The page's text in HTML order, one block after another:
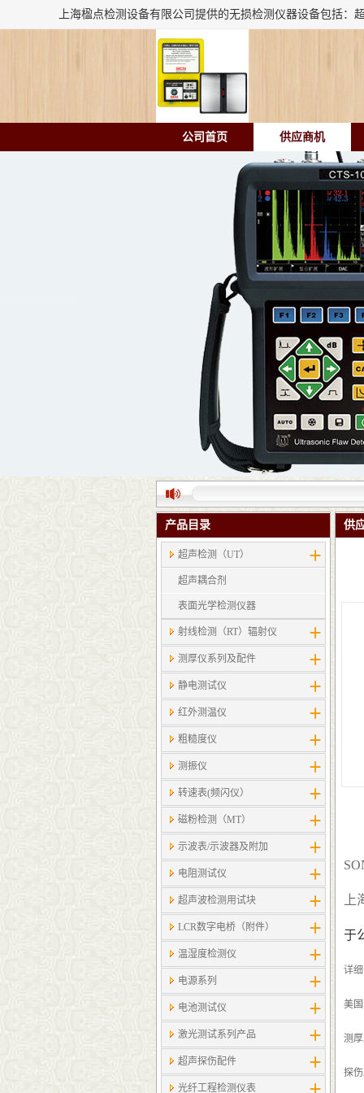
公司首页 供应商机
产品目录
超声检测（UT）
超声耦合剂
表面光学检测仪器
射线检测（RT）辐射仪
测厚仪系列及配件
静电测试仪
红外测温仪
粗糙度仪
测振仪
转速表(频闪仪）
磁粉检测（MT）
示波表/示波器及附加
电阻测试仪
超声波检测用试块
LCR数字电桥（附件）
温湿度检测仪
电源系列
电池测试仪
激光测试系列产品
超声探伤配件
光纤工程检测仪表
供
于
详
美
测
探